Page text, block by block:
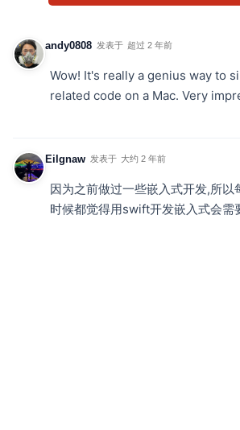
andy0808 发表于 超过 2 年前
Wow! It's really a genius way to
related code on a Mac. Very
Eilgnaw 发表于 大约 2 年前
因为之前做过一些嵌入式开发,所以
时候都觉得用swift开发嵌入式会需